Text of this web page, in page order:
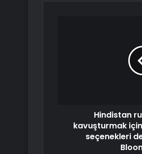
Hindistan
kavuşturmak için
seçenekleri